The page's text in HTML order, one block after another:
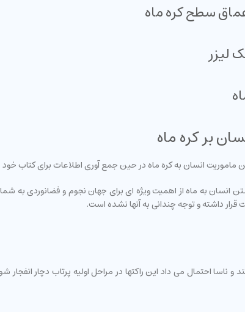
سطح کره ماه
لیزر
بر کره ماه
انسان به کره ماه در حین جمع آوری اطلاعات برای کتاب خود به جزئیات
داشته و توجه چندانی به آنها نشده است.